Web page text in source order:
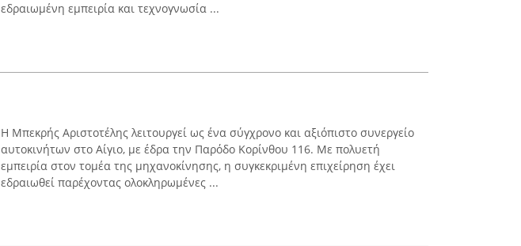
εδραιωμένη εμπειρία και τεχνογνωσία ...
Η Μπεκρής Αριστοτέλης λειτουργεί ως ένα σύγχρονο και αξιόπιστο συνεργείο
αυτοκινήτων στο Αίγιο, με έδρα την Παρόδο Κορίνθου 116. Με πολυετή
εμπειρία στον τομέα της μηχανοκίνησης, η συγκεκριμένη επιχείρηση έχει
εδραιωθεί παρέχοντας ολοκληρωμένες ...